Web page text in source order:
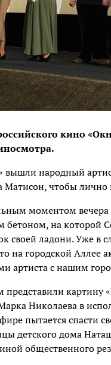
кино
народный
чтобы лично
моментом вечера
на которой
своей ладони. Уже в
на городской Аллее
артиста с нашим
представили картину
Николаева в
пытается спасти
детского дома
общественного